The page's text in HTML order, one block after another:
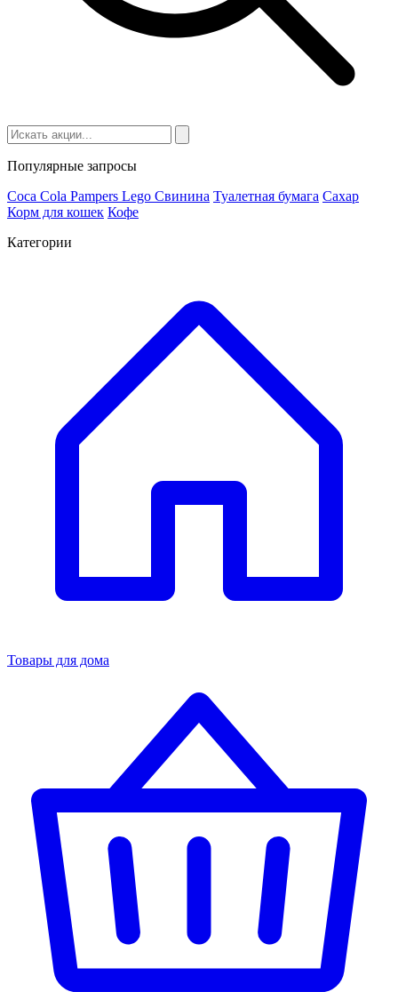
Популярные запросы
Coca Cola Pampers Lego Cвинина Туалетная бумага Сахар
Корм для кошек Кофе
Категории
Товары для дома